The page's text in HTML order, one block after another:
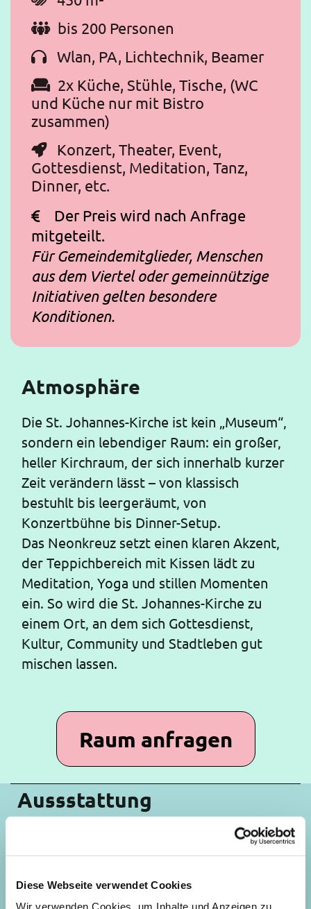
Diese Webseite verwendet Cookies
Wir verwenden Cookies, um Inhalte und Anzeigen zu
 bis 200 Personen
 Wlan, PA, Lichtechnik, Beamer
 2x Küche, Stühle, Tische, (WC
und Küche nur mit Bistro
zusammen)
Konzert, Theater, Event,
Gottesdienst, Meditation, Tanz,
Dinner, etc.

Der Preis wird nach Anfrage
mitgeteilt.
Für Gemeindemitglieder, Menschen
aus dem Viertel oder gemeinnützige
Initiativen gelten besondere
Konditionen.
Atmosphäre
Die St. Johannes-Kirche ist kein „Museum“,
sondern ein lebendiger Raum: ein großer,
heller Kirchraum, der sich innerhalb kurzer
Zeit verändern lässt – von klassisch
bestuhlt bis leergeräumt, von
Konzertbühne bis Dinner-Setup.
Das Neonkreuz setzt einen klaren Akzent,
der Teppichbereich mit Kissen lädt zu
Meditation, Yoga und stillen Momenten
ein. So wird die St. Johannes-Kirche zu
einem Ort, an dem sich Gottesdienst,
Kultur, Community und Stadtleben gut
mischen lassen.
Raum anfragen
Aussstattung
hochwertige Soundanlage, geeignet für Sprache
und Konzerte